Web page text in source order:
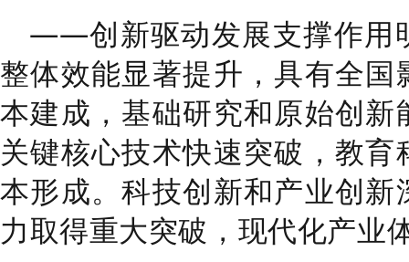
——创新驱动发展支撑作用
整体效能显著提升， 具有全国
本建成 ， 基础研究和原始创新
关键核心技术快速突破，教
本形成。科技创新和产业创新
力取得重大突破， 现代化产业